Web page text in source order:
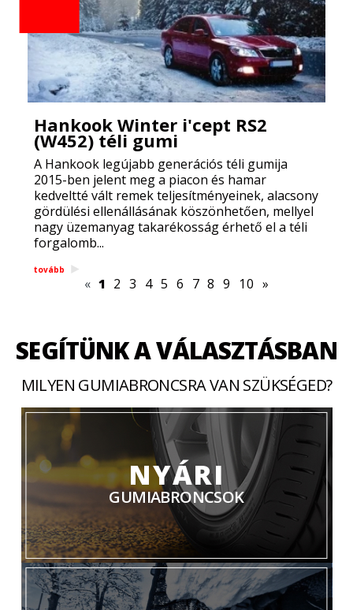
Hankook Winter i'cept RS2
(W452) téli gumi
A Hankook legújabb generációs téli gumija
2015-ben jelent meg a piacon és hamar
kedveltté vált remek teljesítményeinek, alacsony
gördülési ellenállásának köszönhetően, mellyel
nagy üzemanyag takarékosság érhető el a téli
forgalomb...
tovább
« 1 2 3 4 5 6 7 8 9 10 »
SEGÍTÜNK A VÁLASZTÁSBAN
MILYEN GUMIABRONCSRA VAN SZÜKSÉGED?
NYÁRI
GUMIABRONCSOK